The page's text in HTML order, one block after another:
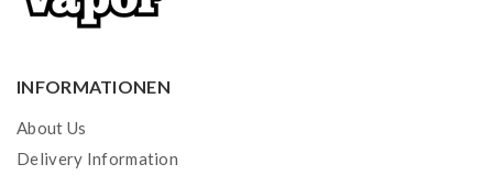
INFORMATIONEN
About Us
Delivery Information